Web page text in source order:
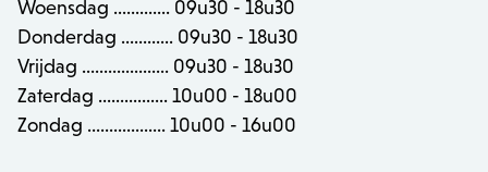
Woensdag ............. 09u30 - 18u30
Donderdag ............ 09u30 - 18u30
Vrijdag .................... 09u30 - 18u30
Zaterdag ................ 10u00 - 18u00
Zondag .................. 10u00 - 16u00
CSRF_TOKEN
_username